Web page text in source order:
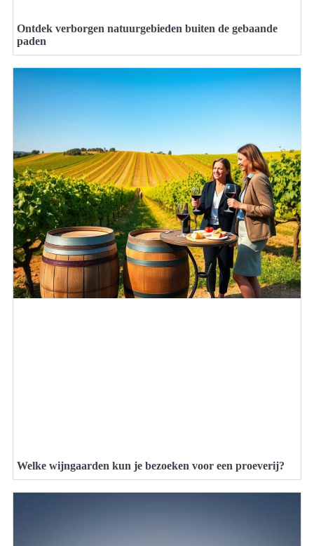
Ontdek verborgen natuurgebieden buiten de gebaande
paden
Welke wijngaarden kun je bezoeken voor een proeverij?